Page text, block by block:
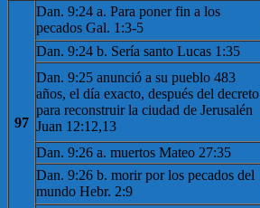
97
Dan. 9:24 a. Para poner fin a los
pecados Gal. 1:3-5
Dan. 9:24 b. Sería santo Lucas 1:35
Dan. 9:25 anunció a su pueblo 483
años, el día exacto, después del decreto
para reconstruir la ciudad de Jerusalén
Juan 12:12,13
Dan. 9:26 a. muertos Mateo 27:35
Dan. 9:26 b. morir por los pecados del
mundo Hebr. 2:9